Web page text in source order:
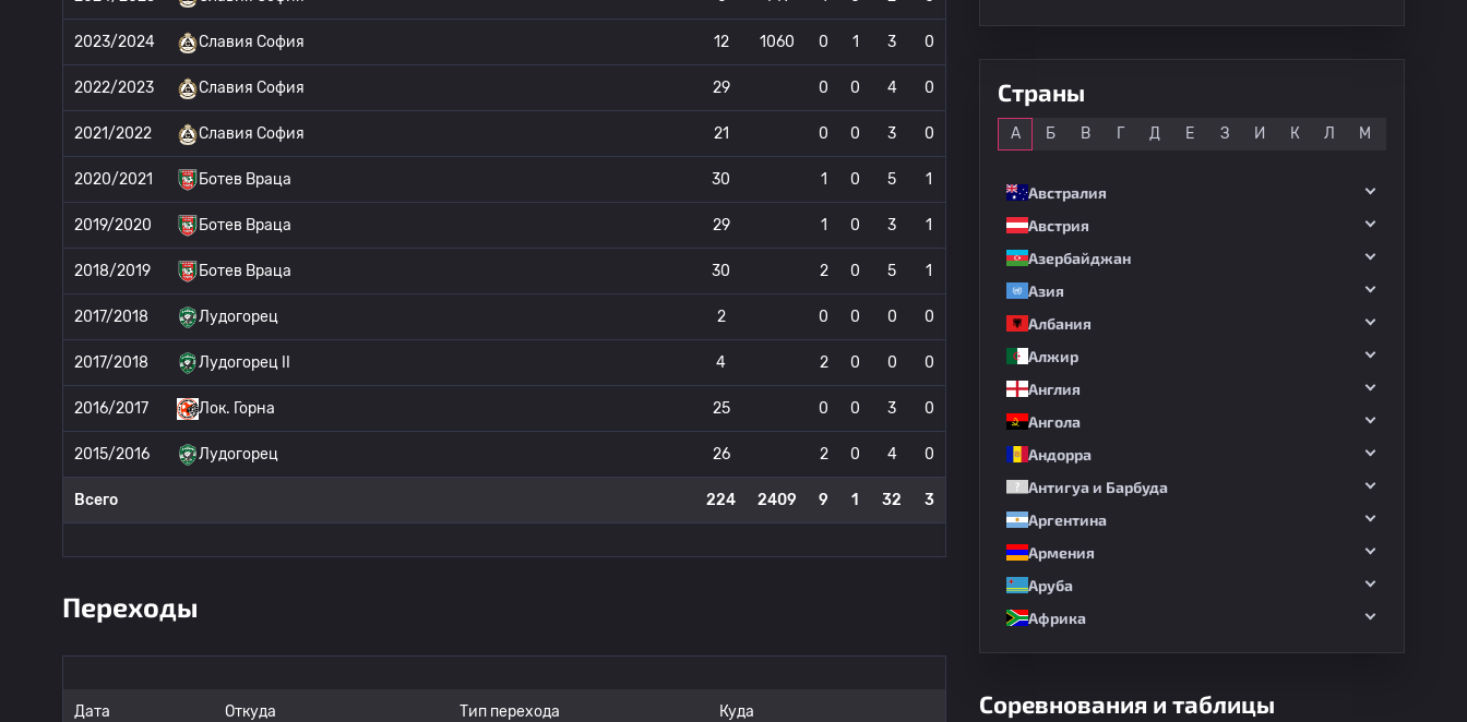
2023/2024 Славия София 12 1060 0 1 3 0
2022/2023 Славия София 29 0 0 4 0
2021/2022 Славия София 21 0 0 3 0
2020/2021 Ботев Враца 30 1 0 5 1
2019/2020 Ботев Враца 29 1 0 3 1
2018/2019 Ботев Враца 30 2 0 5 1
2017/2018 Лудогорец 2 0 0 0 0
2017/2018 Лудогорец II 4 2 0 0 0
2016/2017 Лок. Горна 25 0 0 3 0
2015/2016 Лудогорец 26 2 0 4 0
Всего 224 2409 9 1 32 3
Переходы
Дата Откуда Тип перехода Куда
Страны
А Б В Г Д Е З И К Л М
Австралия
Австрия
Азербайджан
Азия
Албания
Алжир
Англия
Ангола
Андорра
Антигуа и Барбуда
Аргентина
Армения
Аруба
Африка
Соревнования и таблицы